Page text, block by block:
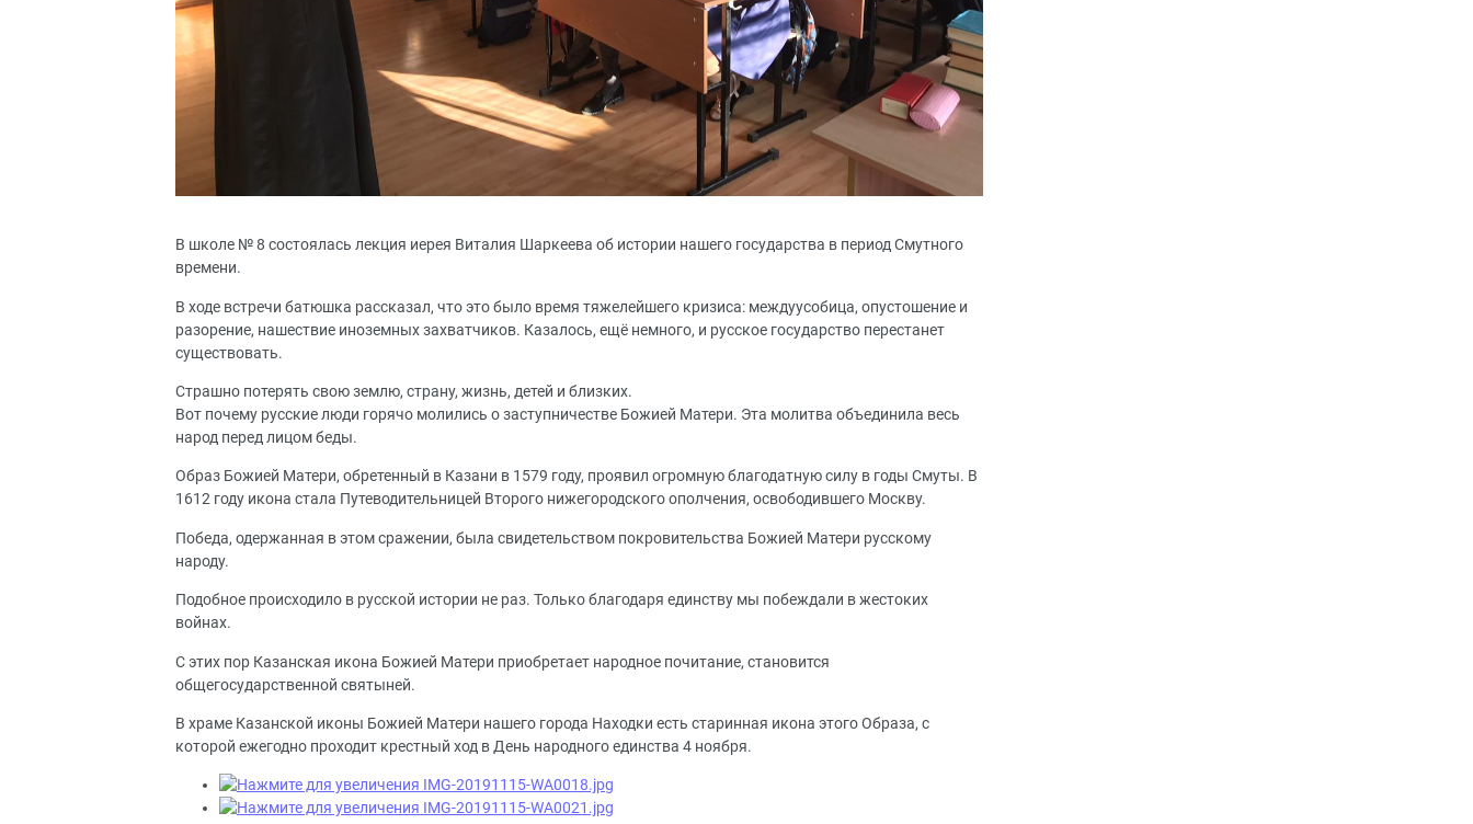
В школе № 8 состоялась лекция иерея Виталия Шаркеева об истории нашего государства в период Смутного
времени.
В ходе встречи батюшка рассказал, что это было время тяжелейшего кризиса: междуусобица, опустошение и
разорение, нашествие иноземных захватчиков. Казалось, ещё немного, и русское государство перестанет
существовать.
Страшно потерять свою землю, страну, жизнь, детей и близких.
Вот почему русские люди горячо молились о заступничестве Божией Матери. Эта молитва объединила весь
народ перед лицом беды.
Образ Божией Матери, обретенный в Казани в 1579 году, проявил огромную благодатную силу в годы Смуты. В
1612 году икона стала Путеводительницей Второго нижегородского ополчения, освободившего Москву.
Победа, одержанная в этом сражении, была свидетельством покровительства Божией Матери русскому
народу.
Подобное происходило в русской истории не раз. Только благодаря единству мы побеждали в жестоких
войнах.
С этих пор Казанская икона Божией Матери приобретает народное почитание, становится
общегосударственной святыней.
В храме Казанской иконы Божией Матери нашего города Находки есть старинная икона этого Образа, с
которой ежегодно проходит крестный ход в День народного единства 4 ноября.